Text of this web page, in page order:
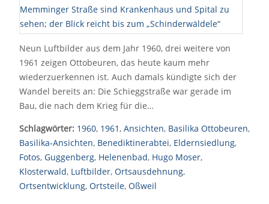
Neun Luftbilder aus dem Jahr 1960, drei weitere von
1961 zeigen Ottobeuren, das heute kaum mehr
wiederzuerkennen ist. Auch damals kündigte sich der
Wandel bereits an: Die Schieggstraße war gerade im
Bau, die nach dem Krieg für die…
Schlagwörter: 1960, 1961, Ansichten, Basilika Ottobeuren,
Basilika-Ansichten, Benediktinerabtei, Eldernsiedlung,
Fotos, Guggenberg, Helenenbad, Hugo Moser,
Klosterwald, Luftbilder, Ortsausdehnung,
Ortsentwicklung, Ortsteile, Oßweil